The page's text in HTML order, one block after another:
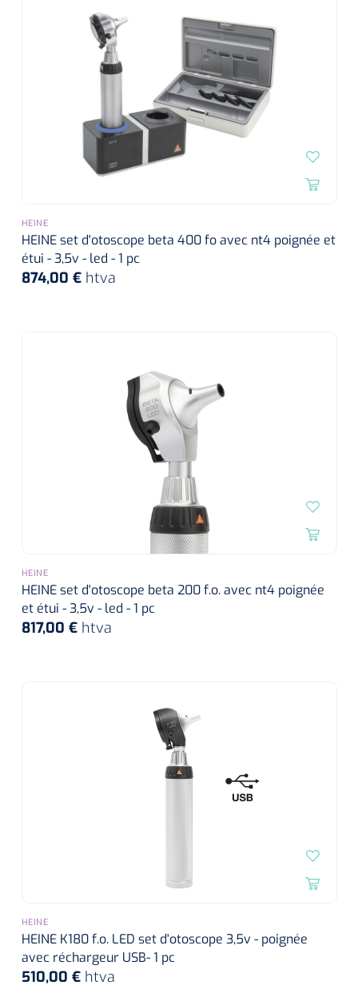
HEINE
HEINE set d'otoscope beta 400 fo avec nt4 poignée et
étui - 3,5v - led - 1 pc
874,00 € htva
HEINE
HEINE set d'otoscope beta 200 f.o. avec nt4 poignée
et étui - 3,5v - led - 1 pc
817,00 € htva
HEINE
HEINE K180 f.o. LED set d'otoscope 3,5v - poignée
avec réchargeur USB- 1 pc
510,00 € htva